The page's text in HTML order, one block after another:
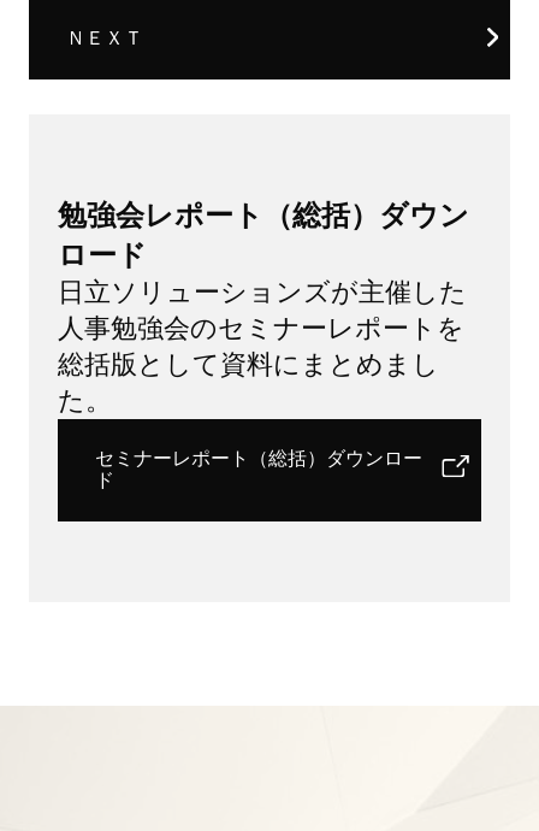
ＮＥＸＴ
勉強会レポート（総括）ダウン
ロード
日立ソリューションズが主催した
人事勉強会のセミナーレポートを
総括版として資料にまとめまし
た。
セミナーレポート（総括）ダウンロー
ド